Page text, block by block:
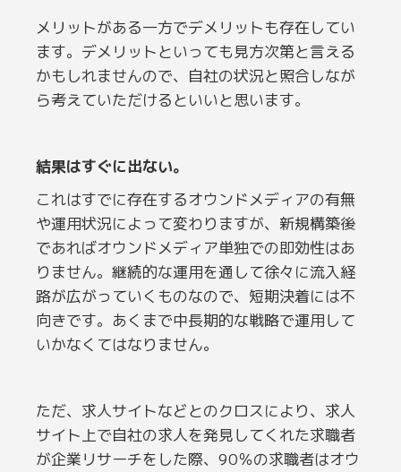
メリットがある一方でデメリットも存在してい
ます。デメリットといっても見方次第と言える
かもしれませんので、自社の状況と照合しなが
ら考えていただけるといいと思います。
結果はすぐに出ない。
これはすでに存在するオウンドメディアの有無
や運用状況によって変わりますが、新規構築後
であればオウンドメディア単独での即効性はあ
りません。継続的な運用を通して徐々に流入経
路が広がっていくものなので、短期決着には不
向きです。あくまで中長期的な戦略で運用して
いかなくてはなりません。
ただ、求人サイトなどとのクロスにより、求人
サイト上で自社の求人を発見してくれた求職者
が企業リサーチをした際、90％の求職者はオウ